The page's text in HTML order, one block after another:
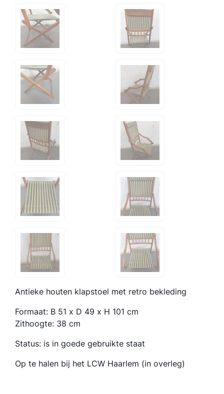
Antieke houten klapstoel met retro bekleding
Formaat: B 51 x D 49 x H 101 cm
Zithoogte: 38 cm
Status: is in goede gebruikte staat
Op te halen bij het LCW Haarlem (in overleg)